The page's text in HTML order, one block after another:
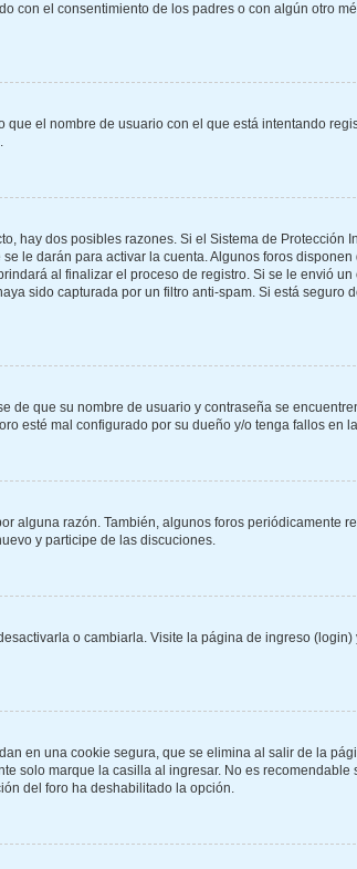
con el consentimiento de los padres o con algún otro
el nombre de usuario con el que está intentando
hay dos posibles razones. Si el Sistema de
le darán para activar la cuenta. Algunos foros
al finalizar el proceso de registro. Si se le envió
sido capturada por un filtro anti-spam. Si está
de que su nombre de usuario y contraseña se
esté mal configurado por su dueño y/o tenga fallos en
alguna razón. También, algunos foros periódicamente
y participe de las discuciones.
o cambiarla. Visite la página de ingreso (login)
en una cookie segura, que se elimina al salir de la
solo marque la casilla al ingresar. No es
del foro ha deshabilitado la opción.